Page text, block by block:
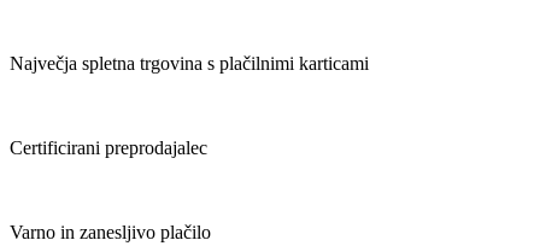
Največja spletna trgovina s plačilnimi karticami
Certificirani preprodajalec
Varno in zanesljivo plačilo